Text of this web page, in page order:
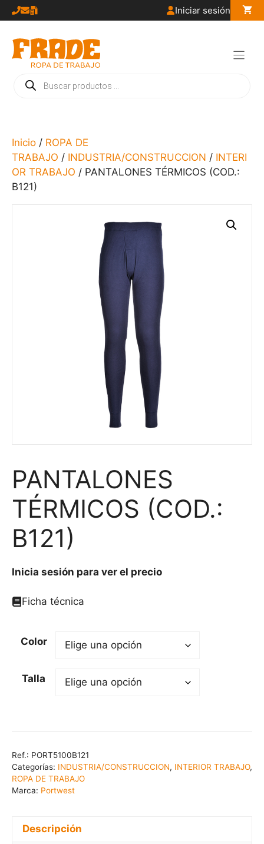
Saltar
al
contenido
Iniciar sesión
Búsqueda
de
Inicio / ROPA DE
TRABAJO / INDUSTRIA/CONSTRUCCION / INTERI
OR TRABAJO / PANTALONES TÉRMICOS (COD.:
B121)
PANTALONES
TÉRMICOS (COD.:
B121)
Inicia sesión para ver el precio
Ficha técnica
Color
Talla
Ref.: PORT5100B121
Categorías: INDUSTRIA/CONSTRUCCION, INTERIOR TRABAJO,
ROPA DE TRABAJO
Marca: Portwest
Descripción